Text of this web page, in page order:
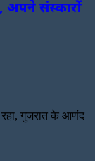
अपने संस्कारों
रहा, गुजरात के आणंद